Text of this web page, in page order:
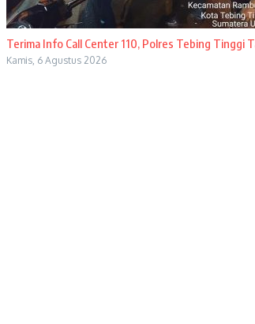
Terima Info Call Center 110, Polres Tebing Tinggi
Kamis, 6 Agustus 2026